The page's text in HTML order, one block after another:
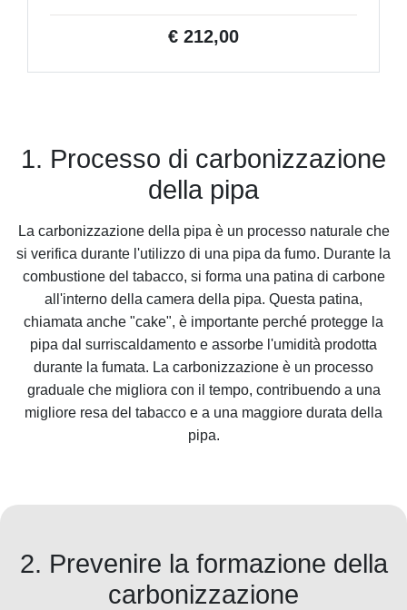
€ 212,00
1. Processo di carbonizzazione
della pipa
La carbonizzazione della pipa è un processo naturale che
si verifica durante l'utilizzo di una pipa da fumo. Durante la
combustione del tabacco, si forma una patina di carbone
all'interno della camera della pipa. Questa patina,
chiamata anche "cake", è importante perché protegge la
pipa dal surriscaldamento e assorbe l'umidità prodotta
durante la fumata. La carbonizzazione è un processo
graduale che migliora con il tempo, contribuendo a una
migliore resa del tabacco e a una maggiore durata della
pipa.
2. Prevenire la formazione della
carbonizzazione